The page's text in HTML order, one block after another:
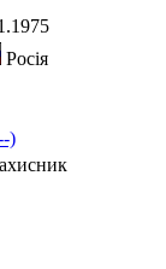
Росія
)